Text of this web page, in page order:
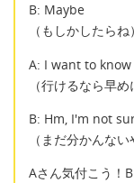
B: Maybe
（もしかしたらね）
A: I want to
（行けるなら早
B: Hm, I'm not
（まだ分かんな
Aさん気付こう！